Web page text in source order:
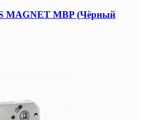
MAGNET MBP (Чёрный